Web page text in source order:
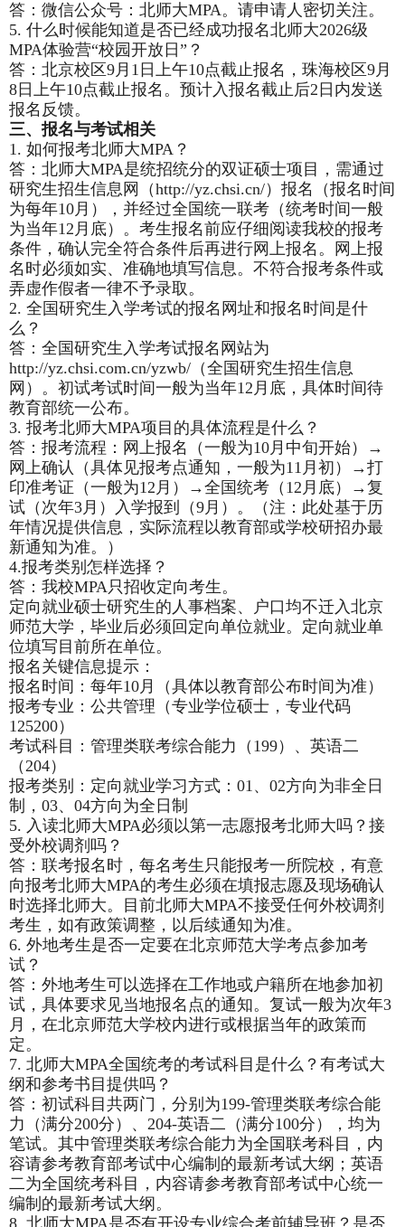
答：微信公众号：北师大MPA。请申请人密切关注。
5. 什么时候能知道是否已经成功报名北师大2026级
MPA体验营“校园开放日”？
答：北京校区9月1日上午10点截止报名，珠海校区9月
8日上午10点截止报名。预计入报名截止后2日内发送
报名反馈。
三、报名与考试相关
1. 如何报考北师大MPA？
答：北师大MPA是统招统分的双证硕士项目，需通过
研究生招生信息网（http://yz.chsi.cn/）报名（报名时间
为每年10月），并经过全国统一联考（统考时间一般
为当年12月底）。考生报名前应仔细阅读我校的报考
条件，确认完全符合条件后再进行网上报名。网上报
名时必须如实、准确地填写信息。不符合报考条件或
弄虚作假者一律不予录取。
2. 全国研究生入学考试的报名网址和报名时间是什
么？
答：全国研究生入学考试报名网站为
http://yz.chsi.com.cn/yzwb/（全国研究生招生信息
网）。初试考试时间一般为当年12月底，具体时间待
教育部统一公布。
3. 报考北师大MPA项目的具体流程是什么？
答：报考流程：网上报名（一般为10月中旬开始）→
网上确认（具体见报考点通知，一般为11月初）→打
印准考证（一般为12月）→全国统考（12月底）→复
试（次年3月）入学报到（9月）。（注：此处基于历
年情况提供信息，实际流程以教育部或学校研招办最
新通知为准。）
4.报考类别怎样选择？
答：我校MPA只招收定向考生。
定向就业硕士研究生的人事档案、户口均不迁入北京
师范大学，毕业后必须回定向单位就业。定向就业单
位填写目前所在单位。
报名关键信息提示：
报名时间：每年10月（具体以教育部公布时间为准）
报考专业：公共管理（专业学位硕士，专业代码
125200）
考试科目：管理类联考综合能力（199）、英语二
（204）
报考类别：定向就业学习方式：01、02方向为非全日
制，03、04方向为全日制
5. 入读北师大MPA必须以第一志愿报考北师大吗？接
受外校调剂吗？
答：联考报名时，每名考生只能报考一所院校，有意
向报考北师大MPA的考生必须在填报志愿及现场确认
时选择北师大。目前北师大MPA不接受任何外校调剂
考生，如有政策调整，以后续通知为准。
6. 外地考生是否一定要在北京师范大学考点参加考
试？
答：外地考生可以选择在工作地或户籍所在地参加初
试，具体要求见当地报名点的通知。复试一般为次年3
月，在北京师范大学校内进行或根据当年的政策而
定。
7. 北师大MPA全国统考的考试科目是什么？有考试大
纲和参考书目提供吗？
答：初试科目共两门，分别为199-管理类联考综合能
力（满分200分）、204-英语二（满分100分），均为
笔试。其中管理类联考综合能力为全国联考科目，内
容请参考教育部考试中心编制的最新考试大纲；英语
二为全国统考科目，内容请参考教育部考试中心统一
编制的最新考试大纲。
8. 北师大MPA是否有开设专业综合考前辅导班？是否